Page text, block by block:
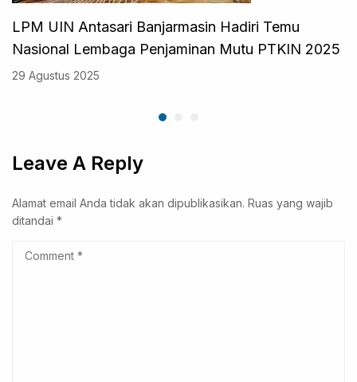
LPM UIN Antasari Banjarmasin Hadiri Temu
Nasional Lembaga Penjaminan Mutu PTKIN 2025
29 Agustus 2025
Leave A Reply
Alamat email Anda tidak akan dipublikasikan. Ruas yang wajib
ditandai *